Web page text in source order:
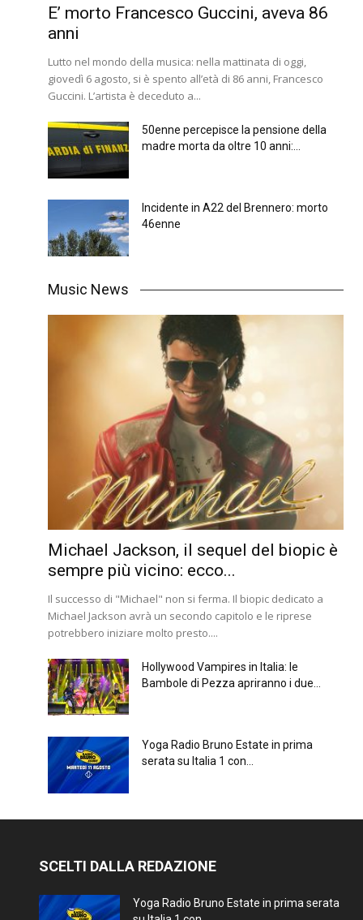
E’ morto Francesco Guccini, aveva 86
anni
Lutto nel mondo della musica: nella mattinata di oggi,
giovedì 6 agosto, si è spento all’età di 86 anni, Francesco
Guccini. L’artista è deceduto a...
50enne percepisce la pensione della
madre morta da oltre 10 anni:...
Incidente in A22 del Brennero: morto
46enne
Music News
Michael Jackson, il sequel del biopic è
sempre più vicino: ecco...
Il successo di "Michael" non si ferma. Il biopic dedicato a
Michael Jackson avrà un secondo capitolo e le riprese
potrebbero iniziare molto presto....
Hollywood Vampires in Italia: le
Bambole di Pezza apriranno i due...
Yoga Radio Bruno Estate in prima
serata su Italia 1 con...
SCELTI DALLA REDAZIONE
Yoga Radio Bruno Estate in prima serata